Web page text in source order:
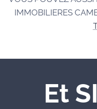
IMMOBILIERES
Et